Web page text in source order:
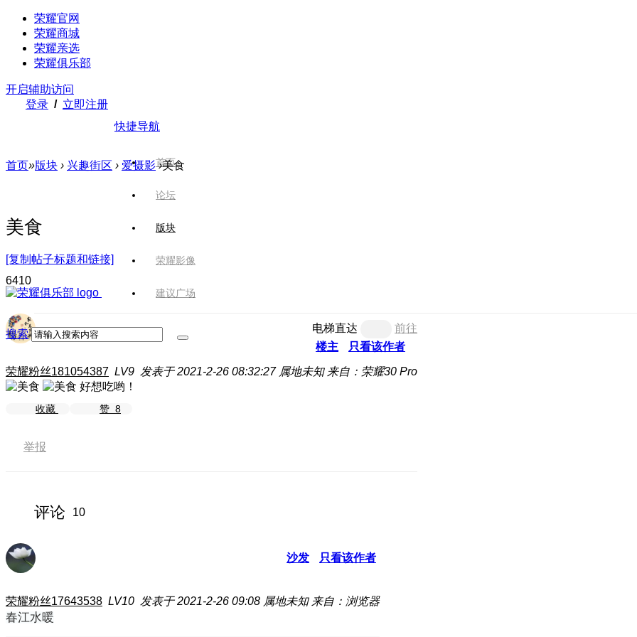
荣耀官网
荣耀商城
荣耀亲选
荣耀俱乐部
开启辅助访问
登录 / 立即注册
快捷导航
首页
论坛
版块
荣耀影像
建议广场
搜索
首页»版块 › 兴趣街区 › 爱摄影 ›美食
美食
[复制帖子标题和链接]
6410
电梯直达
前往
楼主
只看该作者
荣耀粉丝181054387 LV9 发表于 2021-2-26 08:32:27 属地未知 来自：荣耀30 Pro
好想吃哟！
收藏 赞 8
举报
评论 10
沙发 只看该作者
荣耀粉丝17643538 LV10 发表于 2021-2-26 09:08 属地未知 来自：浏览器
春江水暖